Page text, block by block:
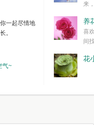
一起尽情地
。
气~
来
简单愉快的心
我们自己复杂
养
喜
间
花